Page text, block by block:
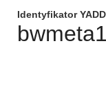
Identyfikator